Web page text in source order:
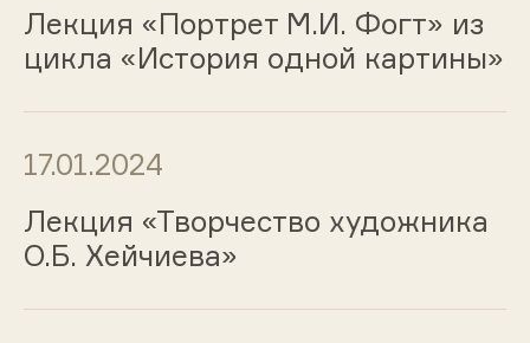
Лекция «Портрет М.И. Фогт» из
цикла «История одной картины»
17.01.2024
Лекция «Творчество художника
О.Б. Хейчиева»